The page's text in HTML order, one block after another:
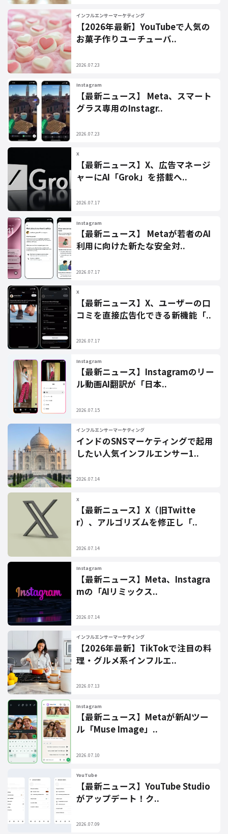
インフルエンサーマーケティング
【2026年最新】YouTubeで人気の
お菓子作りユーチューバ..
2026.07.23
Instagram
【最新ニュース】 Meta、スマート
グラス専用のInstagr..
2026.07.23
X
【最新ニュース】X、広告マネージ
ャーにAI「Grok」を搭載へ..
2026.07.17
Instagram
【最新ニュース】 Metaが若者のAI
利用に向けた新たな安全対..
2026.07.17
X
【最新ニュース】X、ユーザーの口
コミを直接広告化できる新機能「..
2026.07.17
Instagram
【最新ニュース】Instagramのリー
ル動画AI翻訳が「日本..
2026.07.15
インフルエンサーマーケティング
インドのSNSマーケティングで起用
したい人気インフルエンサー1..
2026.07.14
X
【最新ニュース】X（旧Twitte
r）、アルゴリズムを修正し「..
2026.07.14
Instagram
【最新ニュース】Meta、Instagra
mの「AIリミックス..
2026.07.14
インフルエンサーマーケティング
【2026年最新】TikTokで注目の料
理・グルメ系インフルエ..
2026.07.13
Instagram
【最新ニュース】Metaが新AIツー
ル「Muse Image」..
2026.07.10
YouTube
【最新ニュース】YouTube Studio
がアップデート！ク..
2026.07.09